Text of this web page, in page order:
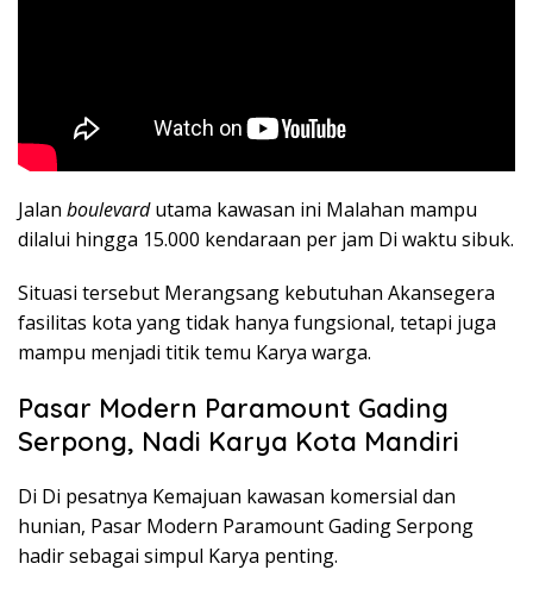
Jalan boulevardutama kawasan ini Malahan mampu
dilalui hingga 15.000 kendaraan per jam Di waktu sibuk.
Situasi tersebut Merangsang kebutuhan Akansegera
fasilitas kota yang tidak hanya fungsional, tetapi juga
mampu menjadi titik temu Karya warga.
Pasar Modern Paramount Gading
Serpong, Nadi Karya Kota Mandiri
Di Di pesatnya Kemajuan kawasan komersial dan
hunian, Pasar Modern Paramount Gading Serpong
hadir sebagai simpul Karya penting.